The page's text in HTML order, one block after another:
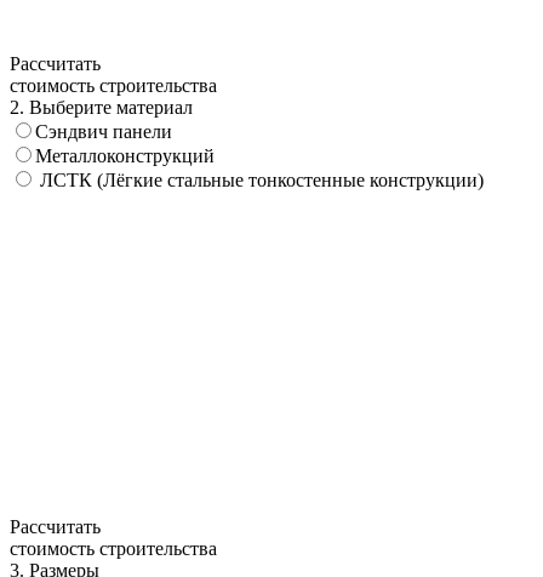
Рассчитать
стоимость строительства
2. Выберите материал
Сэндвич панели
Металлоконструкций
ЛСТК (Лёгкие стальные тонкостенные конструкции)
Рассчитать
стоимость строительства
3. Размеры